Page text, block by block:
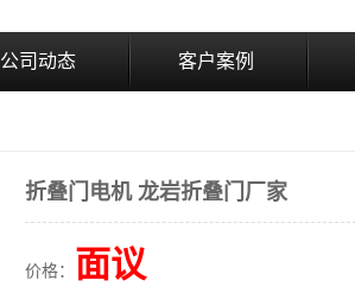
公司动态 客户案例
折叠门电机 龙岩折叠门厂家
价格： 面议